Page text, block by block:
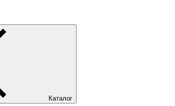
Каталог